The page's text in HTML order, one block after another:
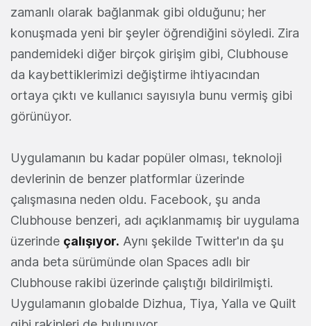
zamanlı olarak bağlanmak gibi olduğunu; her
konuşmada yeni bir şeyler öğrendiğini söyledi. Zira
pandemideki diğer birçok girişim gibi, Clubhouse
da kaybettiklerimizi değiştirme ihtiyacından
ortaya çıktı ve kullanıcı sayısıyla bunu vermiş gibi
görünüyor.
Uygulamanın bu kadar popüler olması, teknoloji
devlerinin de benzer platformlar üzerinde
çalışmasına neden oldu. Facebook, şu anda
Clubhouse benzeri, adı açıklanmamış bir uygulama
üzerinde çalışıyor. Aynı şekilde Twitter'ın da şu
anda beta sürümünde olan Spaces adlı bir
Clubhouse rakibi üzerinde çalıştığı bildirilmişti.
Uygulamanın globalde Dizhua, Tiya, Yalla ve Quilt